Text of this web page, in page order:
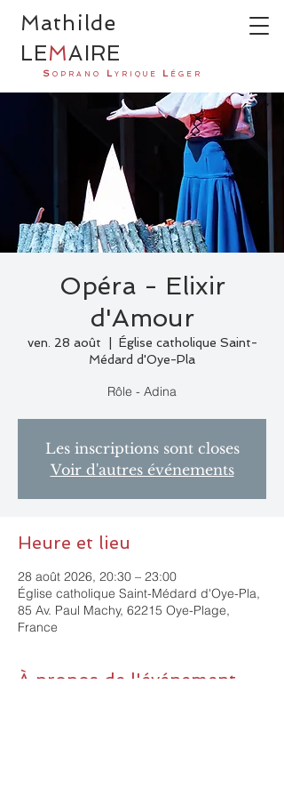
Mathilde
LEMAIRE
S OPRANO L YRIQUE L ÉGER
Opéra - Elixir
d'Amour
ven. 28 août
Église catholique Saint-
Médard d'Oye-Pla
Rôle - Adina
Les inscriptions sont closes
Voir d'autres événements
Heure et lieu
28 août 2026, 20:30 – 23:00
Église catholique Saint-Médard d'Oye-Pla,
85 Av. Paul Machy, 62215 Oye-Plage,
France
À propos de l'événement